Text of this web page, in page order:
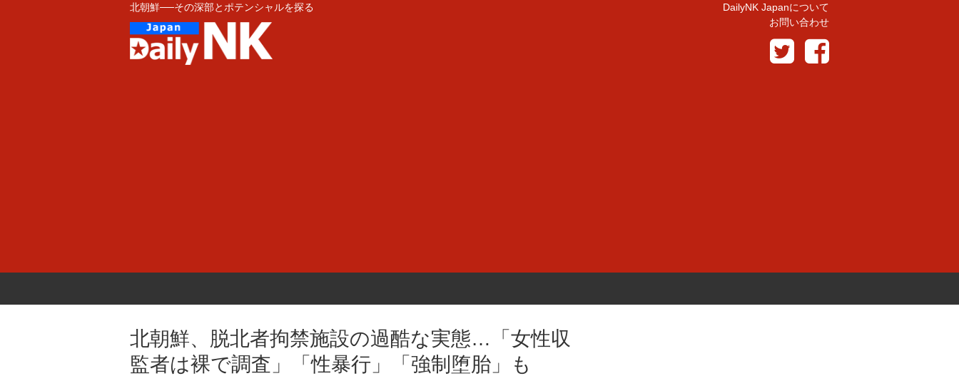
北朝鮮──その深部とポテンシャルを探る
DailyNK Japanについて
お問い合わせ
北朝鮮、脱北者拘禁施設の過酷な実態…「女性収
監者は裸で調査」「性暴行」「強制堕胎」も